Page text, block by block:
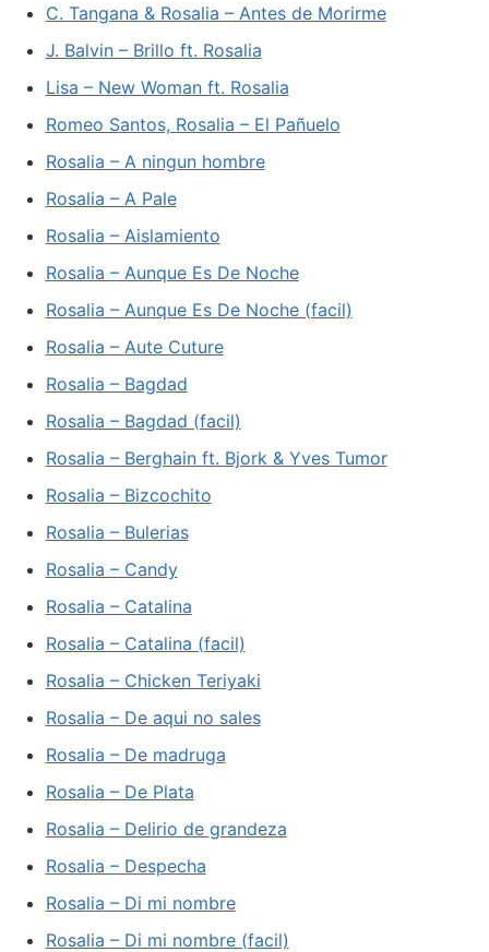
C. Tangana & Rosalia – Antes de Morirme
J. Balvin – Brillo ft. Rosalia
Lisa – New Woman ft. Rosalia
Romeo Santos, Rosalia – El Pañuelo
Rosalia – A ningun hombre
Rosalia – A Pale
Rosalia – Aislamiento
Rosalia – Aunque Es De Noche
Rosalia – Aunque Es De Noche (facil)
Rosalia – Aute Cuture
Rosalia – Bagdad
Rosalia – Bagdad (facil)
Rosalia – Berghain ft. Bjork & Yves Tumor
Rosalia – Bizcochito
Rosalia – Bulerias
Rosalia – Candy
Rosalia – Catalina
Rosalia – Catalina (facil)
Rosalia – Chicken Teriyaki
Rosalia – De aqui no sales
Rosalia – De madruga
Rosalia – De Plata
Rosalia – Delirio de grandeza
Rosalia – Despecha
Rosalia – Di mi nombre
Rosalia – Di mi nombre (facil)